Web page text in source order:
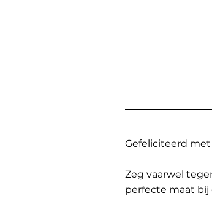
Gefeliciteerd
Zeg vaarwel
perfecte maat